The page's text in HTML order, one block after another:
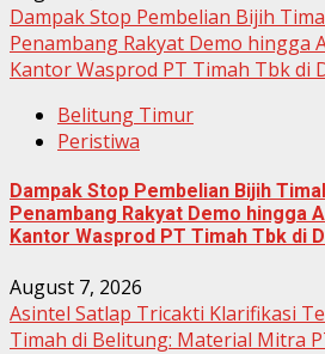
Dampak Stop Pembelian Bijih
Penambang Rakyat Demo hingga
Kantor Wasprod PT Timah Tbk di
Belitung Timur
Peristiwa
Dampak Stop Pembelian Bijih
Penambang Rakyat Demo hingga
Kantor Wasprod PT Timah Tbk di
August 7, 2026
Asintel Satlap Tricakti Klarifikasi
Timah di Belitung: Material Mitra